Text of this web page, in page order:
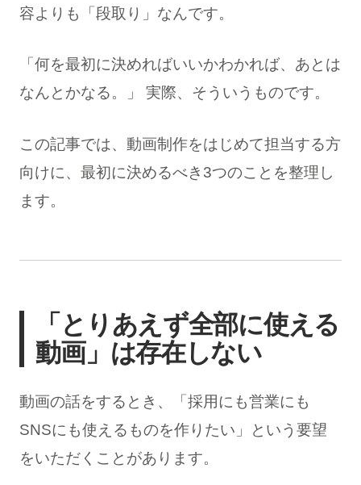
容よりも「段取り」なんです。
「何を最初に決めればいいかわかれば、あとは
なんとかなる。」 実際、そういうものです。
この記事では、動画制作をはじめて担当する方
向けに、最初に決めるべき3つのことを整理し
ます。
「とりあえず全部に使える
動画」は存在しない
動画の話をするとき、「採用にも営業にも
SNSにも使えるものを作りたい」という要望
をいただくことがあります。